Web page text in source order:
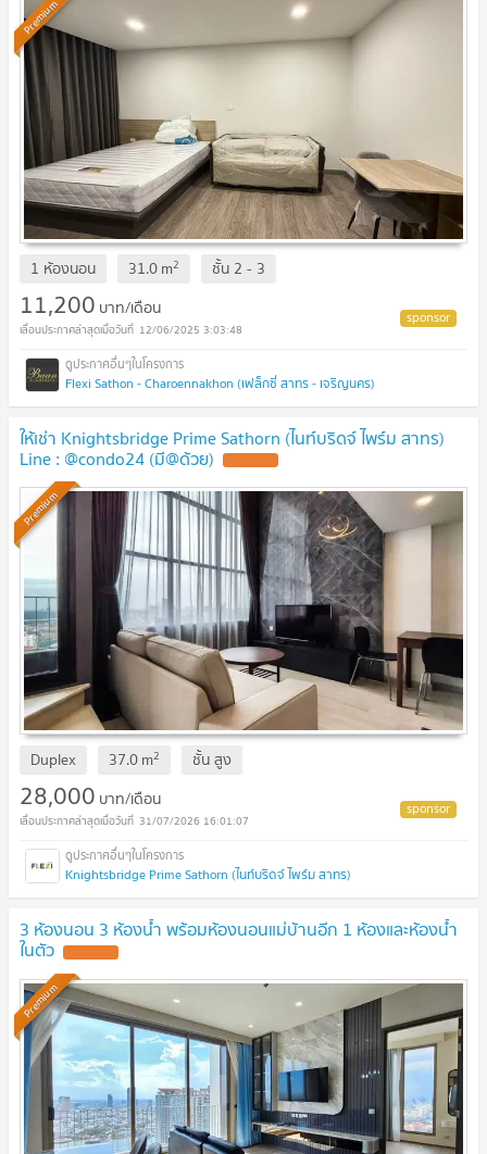
Premium
1 ห้องนอน 31.0m2 ชั้น 2 - 3
11,200 บาท/เดือน
12/06/2025 3:03:48
Flexi Sathon - Charoennakhon (เฟล็กซี่ สาทร - เจริญนคร)
ให้เช่า Knightsbridge Prime Sathorn (ไนท์บริดจ์ ไพร์ม สาทร)
Line : @condo24 (มี@ด้วย)
Premium
Duplex 37.0m2 ชั้นสูง
28,000 บาท/เดือน
31/07/2026 16:01:07
Knightsbridge Prime Sathorn (ไนท์บริดจ์ ไพร์ม สาทร)
3 ห้องนอน 3 ห้องน้ำ พร้อมห้องนอนแม่บ้านอีก 1 ห้องและห้องน้ำ
ในตัว
Premium